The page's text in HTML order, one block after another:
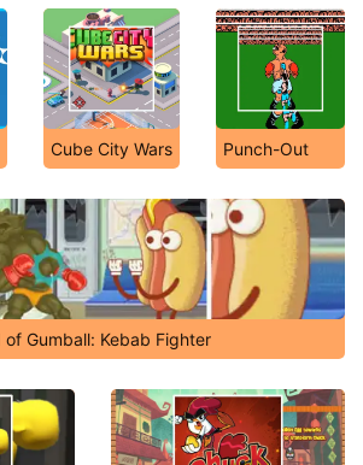
Cube City Wars Punch-Out
Gumball: Kebab Fighter